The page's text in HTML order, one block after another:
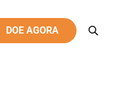
DOE AGORA